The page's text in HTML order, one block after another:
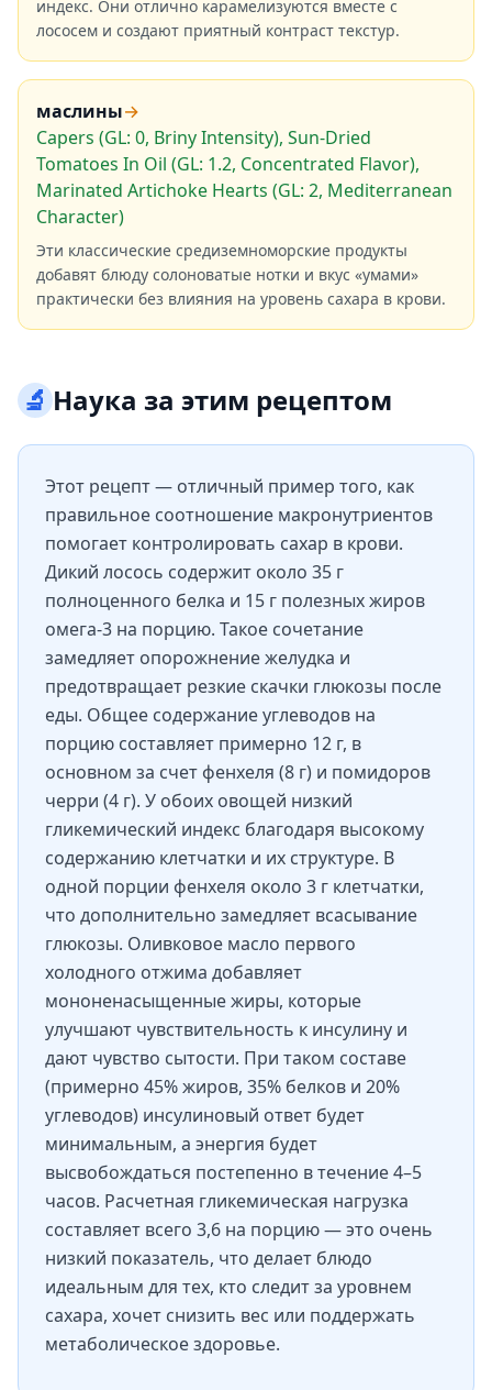
индекс. Они отлично карамелизуются вместе с
лососем и создают приятный контраст текстур.
маслины→
Capers (GL: 0, Briny Intensity), Sun-Dried
Tomatoes In Oil (GL: 1.2, Concentrated Flavor),
Marinated Artichoke Hearts (GL: 2, Mediterranean
Character)
Эти классические средиземноморские продукты
добавят блюду солоноватые нотки и вкус «умами»
практически без влияния на уровень сахара в крови.
🔬Наука за этим рецептом
Этот рецепт — отличный пример того, как
правильное соотношение макронутриентов
помогает контролировать сахар в крови.
Дикий лосось содержит около 35 г
полноценного белка и 15 г полезных жиров
омега-3 на порцию. Такое сочетание
замедляет опорожнение желудка и
предотвращает резкие скачки глюкозы после
еды. Общее содержание углеводов на
порцию составляет примерно 12 г, в
основном за счет фенхеля (8 г) и помидоров
черри (4 г). У обоих овощей низкий
гликемический индекс благодаря высокому
содержанию клетчатки и их структуре. В
одной порции фенхеля около 3 г клетчатки,
что дополнительно замедляет всасывание
глюкозы. Оливковое масло первого
холодного отжима добавляет
мононенасыщенные жиры, которые
улучшают чувствительность к инсулину и
дают чувство сытости. При таком составе
(примерно 45% жиров, 35% белков и 20%
углеводов) инсулиновый ответ будет
минимальным, а энергия будет
высвобождаться постепенно в течение 4–5
часов. Расчетная гликемическая нагрузка
составляет всего 3,6 на порцию — это очень
низкий показатель, что делает блюдо
идеальным для тех, кто следит за уровнем
сахара, хочет снизить вес или поддержать
метаболическое здоровье.